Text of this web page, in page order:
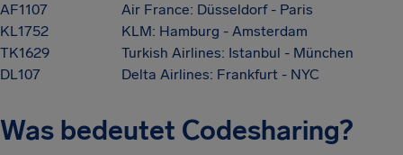
AF1107
Air France: Düsseldorf - Paris
KL1752
KLM: Hamburg - Amsterdam
TK1629
Turkish Airlines: Istanbul - München
DL107
Delta Airlines: Frankfurt - NYC
Was bedeutet Codesharing?